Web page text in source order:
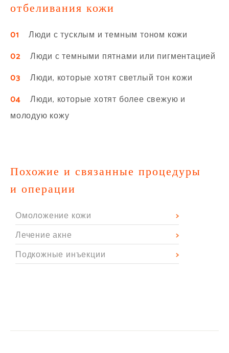
отбеливания кожи
01 Люди с тусклым и темным тоном кожи
02Люди с темными пятнами или пигментацией
03 Люди, которые хотят светлый тон кожи
04Люди, которые хотят более свежую и
молодую кожу
Похожие и связанные процедуры
и операции
Омоложение кожи
Лечение акне
Подкожные инъекции